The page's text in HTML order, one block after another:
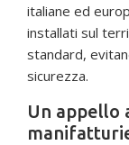
italiane ed
installati sul
standard,
sicurezza.
Un appello